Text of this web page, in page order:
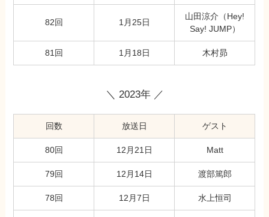
82回 1月25日
山田涼介（Hey!
Say! JUMP）
81回 1月18日 木村昴
＼ 2023年 ／
回数 放送日 ゲスト
80回 12月21日 Matt
79回 12月14日 渡部篤郎
78回 12月7日 水上恒司